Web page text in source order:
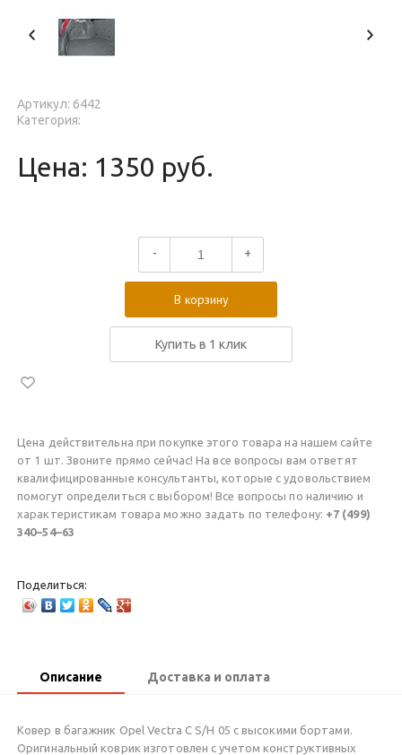
Артикул: 6442
Категория:
Цена: 1350 руб.
- +
В корзину
Купить в 1 клик
Цена действительна при покупке этого товара на нашем сайте
от 1 шт. Звоните прямо сейчас! На все вопросы вам ответят
квалифицированные консультанты, которые с удовольствием
помогут определиться с выбором! Все вопросы по наличию и
характеристикам товара можно задать по телефону: +7 (499)
340–54–63
Поделиться:
Описание Доставка и оплата
Ковер в багажник Opel Vectra С S/H 05 с высокими бортами.
Оригинальный коврик изготовлен с учетом конструктивных